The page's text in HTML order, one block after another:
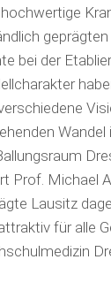
hochwertige
bei der
Wandel
Prof. Michael
Lau­sitz
für alle